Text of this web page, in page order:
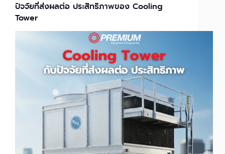
ปัจจัยที่ส่งผลต่อ ประสิทธิภาพของ Cooling
Tower